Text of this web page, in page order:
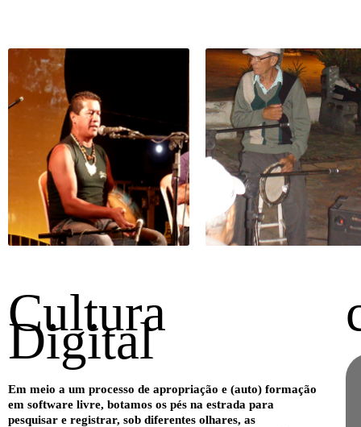
Cultura
Digital
Em meio a um processo de apropriação e (auto) formação
em software livre, botamos os pés na estrada para
pesquisar e registrar, sob diferentes olhares, as